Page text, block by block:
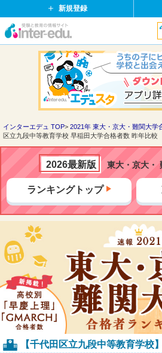
新規登録
イ
ド
ッ
ト
インターエデュ TOP 2021年 東大・京大・難関大学
区立九段中等教育学校 早稲田大学合格者数 昨年比較
2026最新版 東大・京大・
ランキングトップ
【千代田区立九段中等教育学校